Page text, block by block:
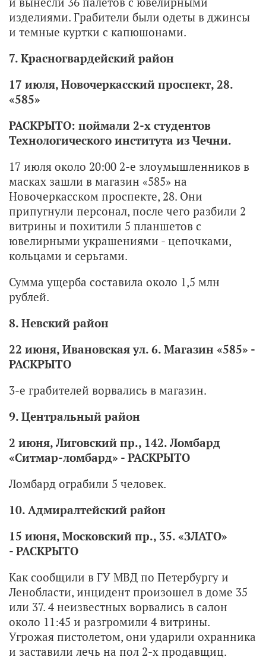
изделиями. Грабители были одеты в джинсы
и темные куртки с капюшонами.
7. Красногвардейский район
17 июля, Новочеркасский проспект, 28.
«585»
РАСКРЫТО: поймали 2-х студентов
Технологического института из Чечни.
17 июля около 20:00 2-е злоумышленников в
масках зашли в магазин «585» на
Новочеркасском проспекте, 28. Они
припугнули персонал, после чего разбили 2
витрины и похитили 5 планшетов с
ювелирными украшениями - цепочками,
кольцами и серьгами.
Сумма ущерба составила около 1,5 млн
рублей.
8. Невский район
22 июня, Ивановская ул. 6. Магазин «585» -
РАСКРЫТО
3-е грабителей ворвались в магазин.
9. Центральный район
2 июня, Лиговский пр., 142. Ломбард
«Ситмар-ломбард» - РАСКРЫТО
Ломбард ограбили 5 человек.
10. Адмиралтейский район
15 июня, Московский пр., 35. «ЗЛАТО»
- РАСКРЫТО
Как сообщили в ГУ МВД по Петербургу и
Ленобласти, инцидент произошел в доме 35
или 37. 4 неизвестных ворвались в салон
около 11:45 и разгромили 4 витрины.
Угрожая пистолетом, они ударили охранника
и заставили лечь на пол 2-х продавщиц.